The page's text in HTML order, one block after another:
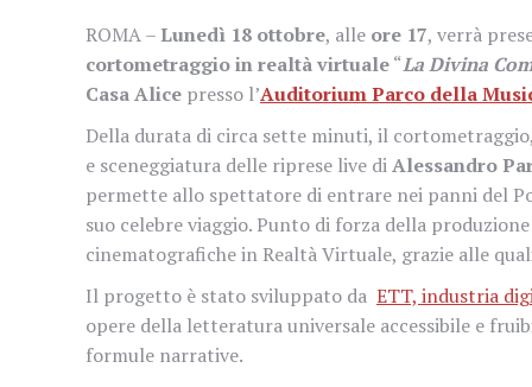
ROMA –Lunedì 18 ottobre, alle ore 17, verrà
cortometraggio in realtà virtuale“La Divina
Casa Alice presso l’Auditorium Parco della
Della durata di circa sette minuti, il
e sceneggiatura delle riprese live diAlessandro
permette allo spettatore di entrare nei panni del
suo celebre viaggio. Punto di forza della
cinematografiche in Realtà Virtuale, grazie alle
Il progetto è stato sviluppato da ETT, industria
opere della letteratura universale accessibile e
formule narrative.